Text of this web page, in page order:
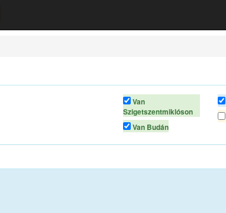
Van
Szigetszentmiklóson
Van Budán